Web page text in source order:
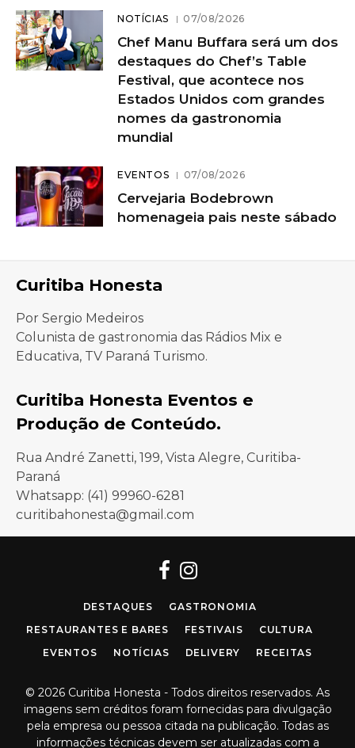
NOTÍCIAS 07/08/2026
Chef Manu Buffara será um dos
destaques do Chef’s Table
Festival, que acontece nos
Estados Unidos com grandes
nomes da gastronomia
mundial
EVENTOS 07/08/2026
Cervejaria Bodebrown
homenageia pais neste sábado
Curitiba Honesta
Por Sergio Medeiros
Colunista de gastronomia das Rádios Mix e
Educativa, TV Paraná Turismo.
Curitiba Honesta Eventos e
Produção de Conteúdo.
Rua André Zanetti, 199, Vista Alegre, Curitiba-
Paraná
Whatsapp: (41) 99960-6281
curitibahonesta@gmail.com
Facebook
Instagram
DESTAQUES
GASTRONOMIA
RESTAURANTES E BARES
FESTIVAIS
CULTURA
EVENTOS
NOTÍCIAS DELIVERY RECEITAS
© 2026 Curitiba Honesta - Todos direitos reservados. As
imagens sem créditos foram fornecidas para divulgação
pela empresa ou pessoa citada na publicação. Todas as
informações técnicas devem ser atualizadas com a